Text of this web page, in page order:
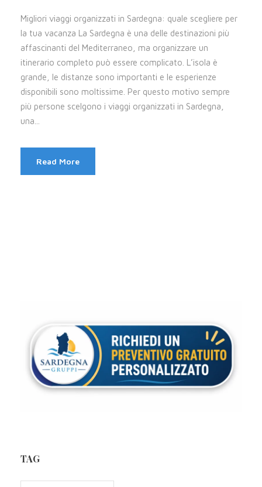
Migliori viaggi organizzati in Sardegna: quale scegliere per
la tua vacanza La Sardegna è una delle destinazioni più
affascinanti del Mediterraneo, ma organizzare un
itinerario completo può essere complicato. L’isola è
grande, le distanze sono importanti e le esperienze
disponibili sono moltissime. Per questo motivo sempre
più persone scelgono i viaggi organizzati in Sardegna,
una...
Read More
TAG